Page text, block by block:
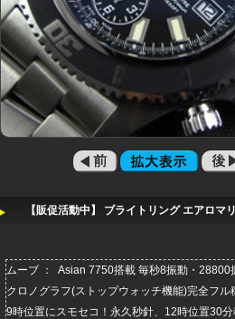
【販促活動中】 ブライトリング エアロ
ムーブ ： Asian 7750搭載 毎秒8振動・28800
クロノグラフ(ストップウォッチ機能)完全フル
9時位置にスモセコ！永久秒針、12時位置30